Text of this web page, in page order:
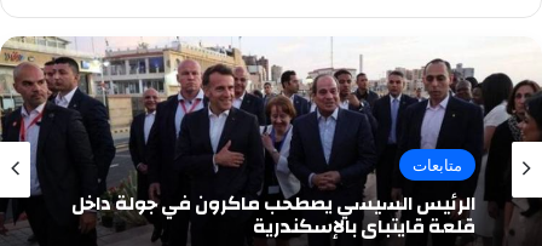
متابعات
الرئيس السيسي يصطحب ماكرون في جولة داخل
قلعة قايتباي بالإسكندرية